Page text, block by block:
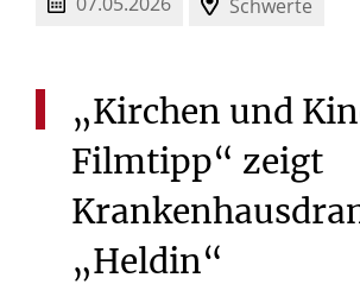
Schwerte
„Kirchen und
Filmtipp“ zeigt
„Heldin“